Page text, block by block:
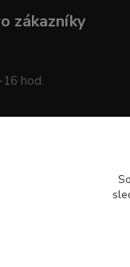
zákazníky
hod.